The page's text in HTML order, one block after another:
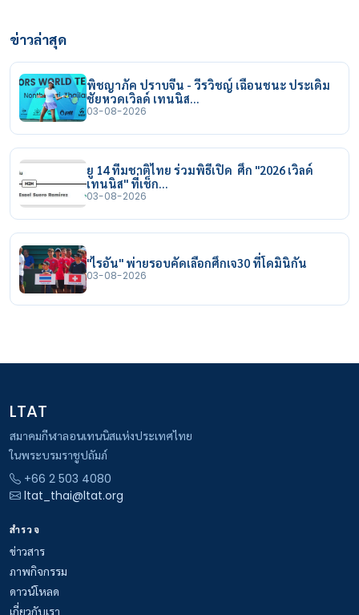
ข่าวล่าสุด
พิชญาภัค ปราบจีน - วีรวิชญ์ เฉือนชนะ ประเดิม
ชัยหวดเวิลด์ เทนนิส…
03-08-2026
ยู 14 ทีมชาติไทย ร่วมพิธีเปิด ศึก "2026 เวิลด์
เทนนิส" ที่เช็ก…
03-08-2026
"ไรอัน" พ่ายรอบคัดเลือกศึกเจ30 ที่โดมินิกัน
03-08-2026
LTAT
สมาคมกีฬาลอนเทนนิสแห่งประเทศไทย
ในพระบรมราชูปถัมภ์
+66 2 503 4080
ltat_thai@ltat.org
สำรวจ
ข่าวสาร
ภาพกิจกรรม
ดาวน์โหลด